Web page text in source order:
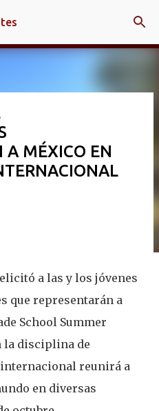
principal
A MÉXICO EN
a las y los jóvenes
que representarán a
School Summer
la disciplina de
reunirá a
en diversas